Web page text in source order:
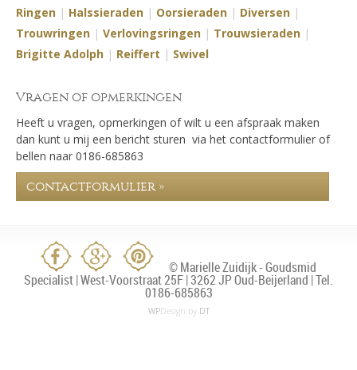
Ringen | Halssieraden | Oorsieraden | Diversen |
Trouwringen | Verlovingsringen | Trouwsieraden |
Brigitte Adolph | Reiffert | Swivel
Vragen of opmerkingen
Heeft u vragen, opmerkingen of wilt u een afspraak maken
dan kunt u mij een bericht sturen via het contactformulier of
bellen naar 0186-685863
contactformulier »
© Marielle Zuidijk - Goudsmid
Specialist | West-Voorstraat 25F | 3262 JP Oud-Beijerland | Tel.
0186-685863
WPDesign by DT